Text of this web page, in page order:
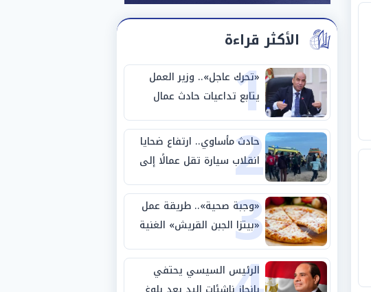
الأكثر قراءة
1
«تحرك عاجل».. وزير العمل
يتابع تداعيات حادث عمال
طريق بني سويف الصحراوي
2
حادث مأساوي.. ارتفاع ضحايا
انقلاب سيارة تقل عمالًا إلى
14 شخصًا
3
«وجبة صحية».. طريقة عمل
«بيتزا الجبن القريش» الغنية
بالبروتين
الرئيس السيسي يحتفي